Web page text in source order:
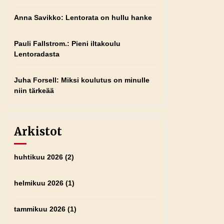
Anna Savikko: Lentorata on hullu hanke
Pauli Fallstrom.: Pieni iltakoulu
Lentoradasta
Juha Forsell: Miksi koulutus on minulle
niin tärkeää
Arkistot
huhtikuu 2026 (2)
helmikuu 2026 (1)
tammikuu 2026 (1)